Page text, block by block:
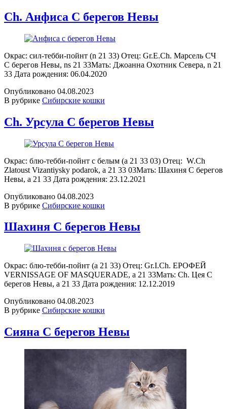
Ch. Анфиса С берегов Невы
Окрас: сил-тебби-пойнт (n 21 33) Отец: Gr.E.Ch. Марсель СЧ
С берегов Невы, ns 21 33Мать: Джоанна Охотник Севера, n 21
33 Дата рождения: 06.04.2020
Опубликовано 04.08.2023
В рубрике Сибирские кошки
Ch. Урсула С берегов Невы
Окрас: блю-тебби-пойнт с белым (a 21 33 03) Отец: W.Ch
Zlatoust Vizantiysky podarok, a 21 33 03Мать: Шахиня С берегов
Невы, a 21 33 Дата рождения: 23.12.2021
Опубликовано 04.08.2023
В рубрике Сибирские кошки
Шахиня С берегов Невы
Окрас: блю-тебби-пойнт (a 21 33) Отец: Gr.I.Ch. ЕРОФЕЙ
VERNISSAGE OF MASQUERADE, a 21 33Мать: Ch. Цея С
берегов Невы, a 21 33 Дата рождения: 12.12.2019
Опубликовано 04.08.2023
В рубрике Сибирские кошки
Сияна С берегов Невы